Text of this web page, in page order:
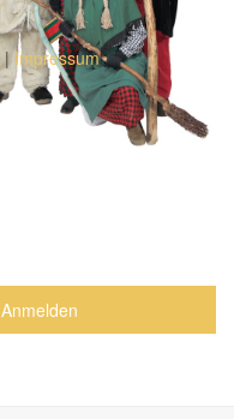
Anmelden
|Impressum